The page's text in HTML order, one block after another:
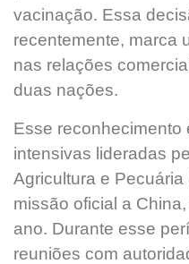
vacinação. Essa
recentemente, marca
nas relações
duas nações.
Esse reconhecimento
intensivas lideradas
Agricultura e
missão oficial a
ano. Durante esse
reuniões com